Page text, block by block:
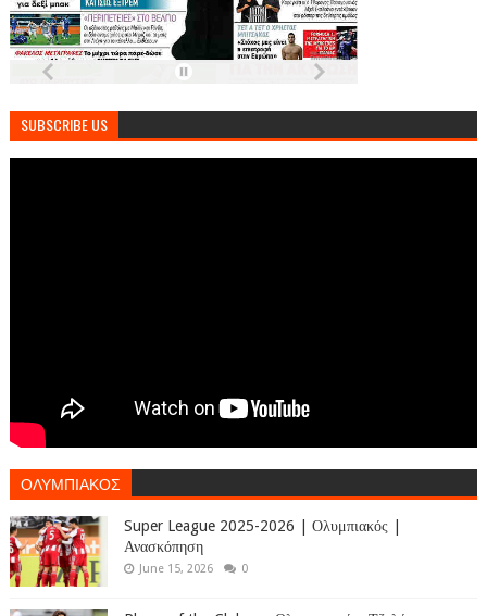
SUBSCRIBE US
ΟΛΥΜΠΙΑΚΟΣ
Super League 2025-2026 | Ολυμπιακός |
Ανασκόπηση
June 15, 2026 0